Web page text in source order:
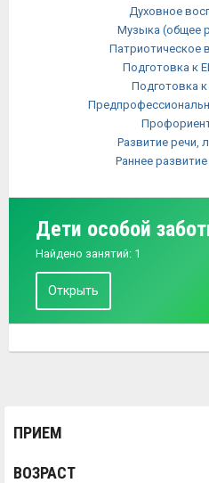
Духовное
Музыка (общее
Патриотическое
Подготовка к
Подготовка
Развитие речи,
Раннее
Дети особой
Найдено занятий: 1
Открыть
ПРИЕМ
ВОЗРАСТ